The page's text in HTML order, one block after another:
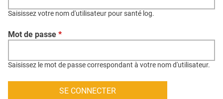
CONTACT
CRÉDITS
Saisissez votre nom d'utilisateur pour santé log.
Mot de passe *
Saisissez le mot de passe correspondant à votre nom d'utilisateur.